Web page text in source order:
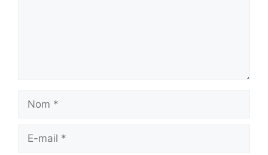
mail